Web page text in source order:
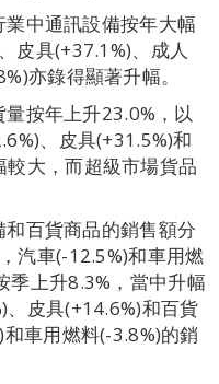
中通訊設備按年大幅
皮具(+37.1%)、成人
亦錄得顯著升幅。
按年上升23.0%，以
、皮具(+31.5%)和
大，而超級市場貨品
百貨商品的銷售額分
汽車(-12.5%)和車用燃
季上升8.3%，當中升幅
皮具(+14.6%)和百貨
車用燃料(-3.8%)的銷